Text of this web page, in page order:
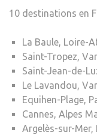
10 destinations en
La Baule, Loire-
Saint-Tropez,
Saint-Jean-de-
Le Lavandou,
Equihen-Plage,
Cannes, Alpes
Argelès-sur-